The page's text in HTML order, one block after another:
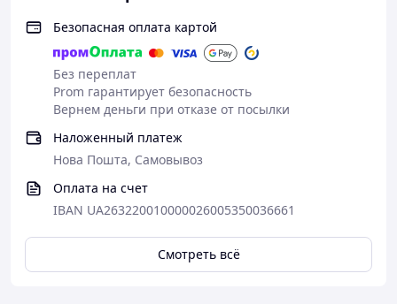
Безопасная оплата картой
Без переплат
Prom гарантирует безопасность
Вернем деньги при отказе от посылки
Наложенный платеж
Нова Пошта, Самовывоз
Оплата на счет
IBAN UA263220010000026005350036661
Смотреть всё